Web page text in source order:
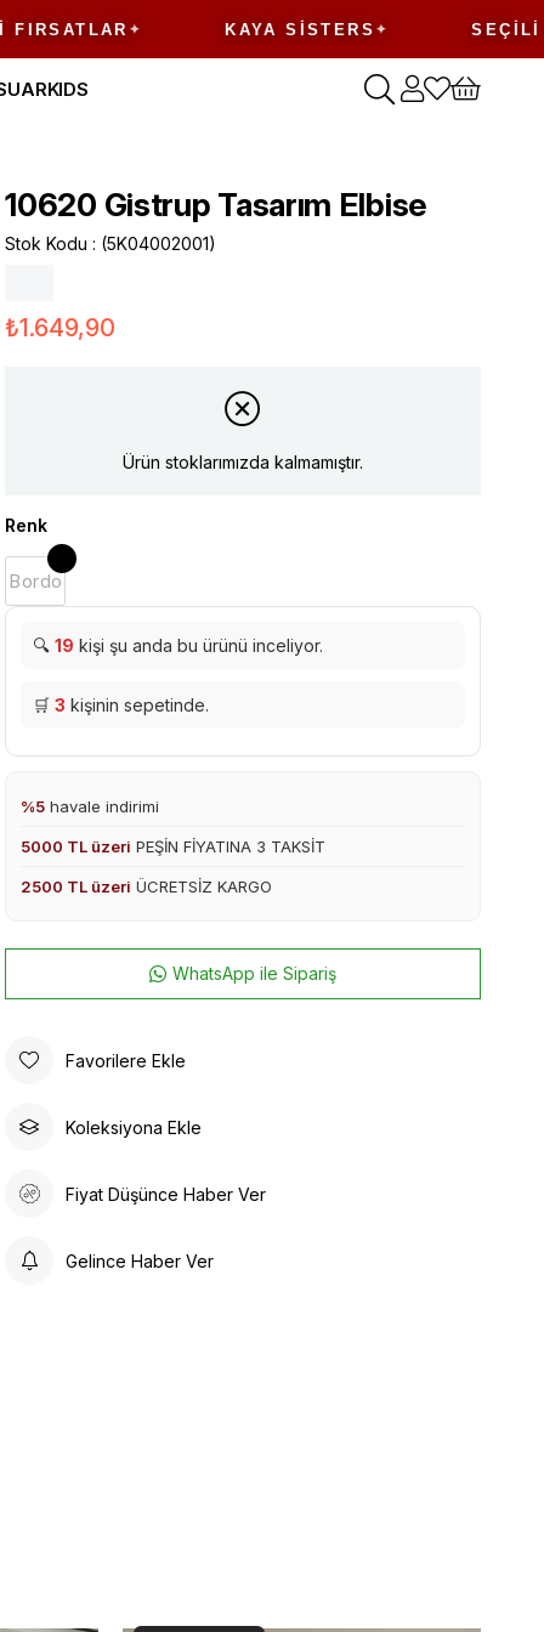
KAYA SISTERS SEÇILI
KIDS
10620 Gistrup Tasarım Elbise
Stok Kodu (5K04002001)
₺1.649,90
Ürün stoklarımızda kalmamıştır.
Renk
Bordo
🔍19 kişi şu anda bu ürünü inceliyor.
🛒3 kişinin sepetinde.
%5 havale indirimi
5000 TL üzeri PEŞİN FİYATINA 3 TAKSİT
2500 TL üzeri ÜCRETSİZ KARGO
WhatsApp ile Sipariş
Favorilere Ekle
Koleksiyona Ekle
Fiyat Düşünce Haber Ver
Gelince Haber Ver